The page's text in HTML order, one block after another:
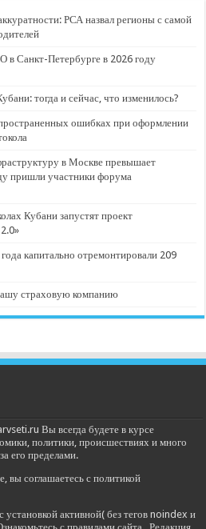
РСА назвал регионы с самой
Санкт-Петербурге в 2026 году
тогда и сейчас, что изменилось?
ошибках при оформлении
в Москве превышает
пришли участники форума
Кубани запустят проект
капитально отремонтировали 209
страховую компанию
Вы всегда будете в курсе
политики, происшествиях и много
его пределами.
вы соглашаетесь с политикой
установкой активной( без тегов noindex и